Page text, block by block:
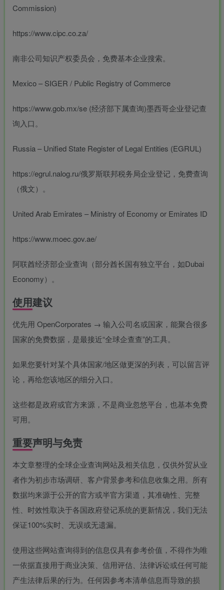
Commission)
https://www.cipc.co.za/
南非公司知识产权委员会，免费基本企业搜索。
Mexico – SIGER / Public Registry of Commerce
https://www.gob.mx/se (经济部下属查询)墨西哥企业登记查
询入口。
Russia – Unified State Register of Legal Entities (EGRUL)
https://egrul.nalog.ru/俄罗斯联邦税务局企业登记，免费查询
（俄文）。
United Arab Emirates – Ministry of Economy or Emirates ID
https://www.moec.gov.ae/
阿联酋经济部企业查询（部分酋长国有独立平台，如Dubai
Economy）。
使用建议
优先用 OpenCorporates → 输入公司名或国家，能聚合很多
国家的免费数据，是最接近“全球企查查”的工具。
如果您要针对某个具体国家/地区做更深的列表，可以留言评
论，再给您该地区的细分入口。
这些都是政府或官方来源，不是商业忽悠平台，也基本免费
可用。
重要声明与免责
本文章整理的全球企业查询网站及相关信息，仅供外贸从业
者作为初步市场调研、客户背景参考和信息收集之用。所有
数据均来源于公开的官方或半官方渠道，其准确性、完整
性、时效性取决于各国政府登记系统的更新情况，我们无法
保证100%实时、无误或无遗漏。
使用这些网站查询得到的信息仅具有参考价值，不得作为唯
一依据直接用于商业决策、信用评估、法律诉讼或任何可能
产生法律后果的行为。任何因参考本清单信息而导致的损